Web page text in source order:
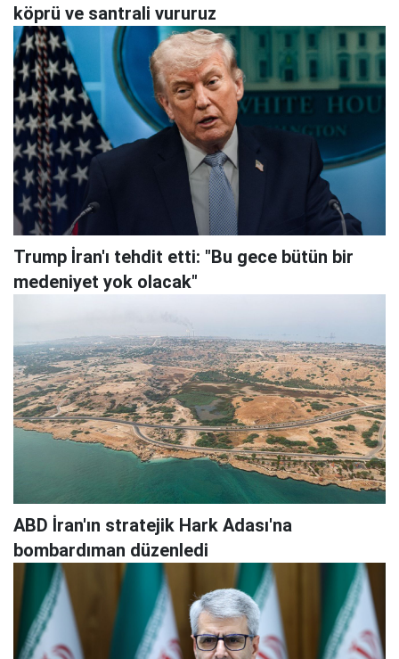
köprü ve santrali vururuz
Trump İran'ı tehdit etti: "Bu gece bütün bir
medeniyet yok olacak"
ABD İran'ın stratejik Hark Adası'na
bombardıman düzenledi